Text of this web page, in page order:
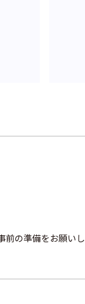
前の準備をお願いし